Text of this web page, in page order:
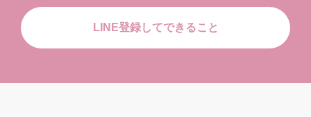
LINE登録してできること